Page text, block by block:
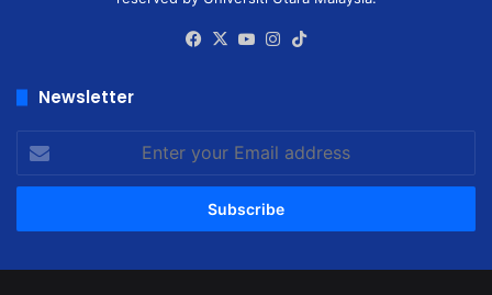
Facebook
X YouTubeInstagram
Newsletter
Enter
your
Email